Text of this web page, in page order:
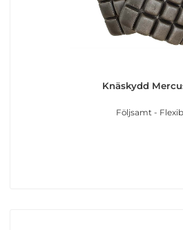
Knäskydd
Följsamt -